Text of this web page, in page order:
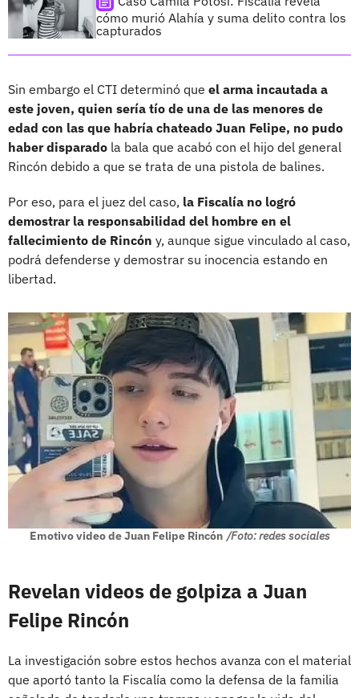
cómo murió Alahía y suma delito contra los
capturados
Sin embargo el CTI determinó que el arma incautada a
este joven, quien sería tío de una de las menores de
edad con las que habría chateado Juan Felipe, no pudo
haber disparado la bala que acabó con el hijo del general
Rincón debido a que se trata de una pistola de balines.
Por eso, para el juez del caso, la Fiscalía no logró
demostrar la responsabilidad del hombre en el
fallecimiento de Rincón y, aunque sigue vinculado al caso,
podrá defenderse y demostrar su inocencia estando en
libertad.
Emotivo video de Juan Felipe Rincón /Foto: redes sociales
Revelan videos de golpiza a Juan
Felipe Rincón
La investigación sobre estos hechos avanza con el material
que aportó tanto la Fiscalía como la defensa de la familia